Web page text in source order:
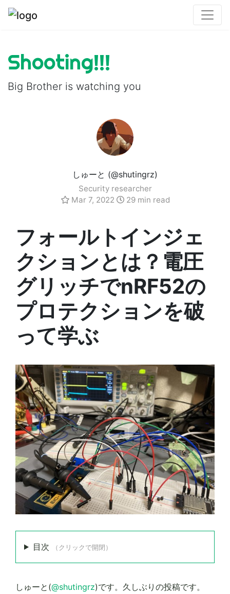
Shooting!!!
Big Brother is watching you
しゅーと (@shutingrz)
Security researcher
Mar 7, 2022
29 min read
フォールトインジェ
クションとは？電圧
グリッチでnRF52の
プロテクションを破
って学ぶ
目次 （クリックで開閉）
しゅーと(@shutingrz)です。久しぶりの投稿です。